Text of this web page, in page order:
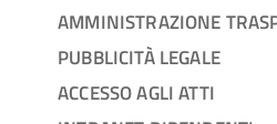
AMMINISTRAZIONE
PUBBLICITÀ LEGALE
ACCESSO AGLI ATTI